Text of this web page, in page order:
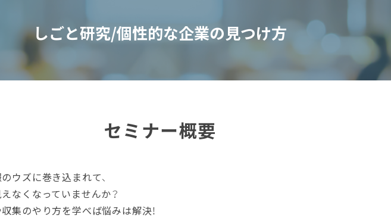
しごと研究/個性的な企業の見つけ方
セミナー概要
ウズに巻き込まれて、
なくなっていませんか？
集のやり方を学べば悩みは解決！